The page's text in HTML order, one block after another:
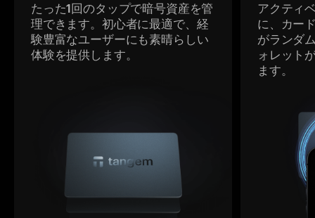
たった1回のタップで暗号資産を管
理できます。初心者に最適で、経
験豊富なユーザーにも素晴らしい
体験を提供します。
アクティ
に、カー
がランダ
ォレット
ます。